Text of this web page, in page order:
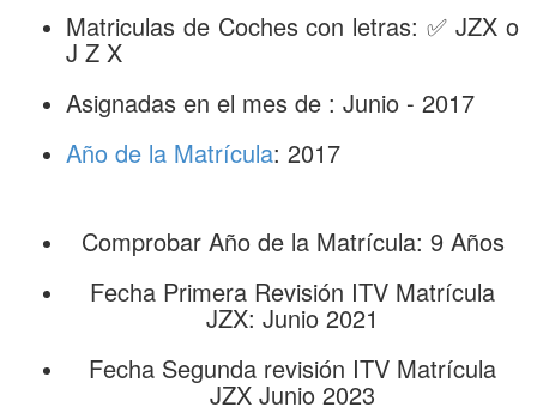
Matriculas de Coches con letras: ✅ JZX o
J Z X
Asignadas en el mes de : Junio - 2017
Año de la Matrícula: 2017
Comprobar Año de la Matrícula: 9 Años
Fecha Primera Revisión ITV Matrícula
JZX: Junio 2021
Fecha Segunda revisión ITV Matrícula
JZX Junio 2023